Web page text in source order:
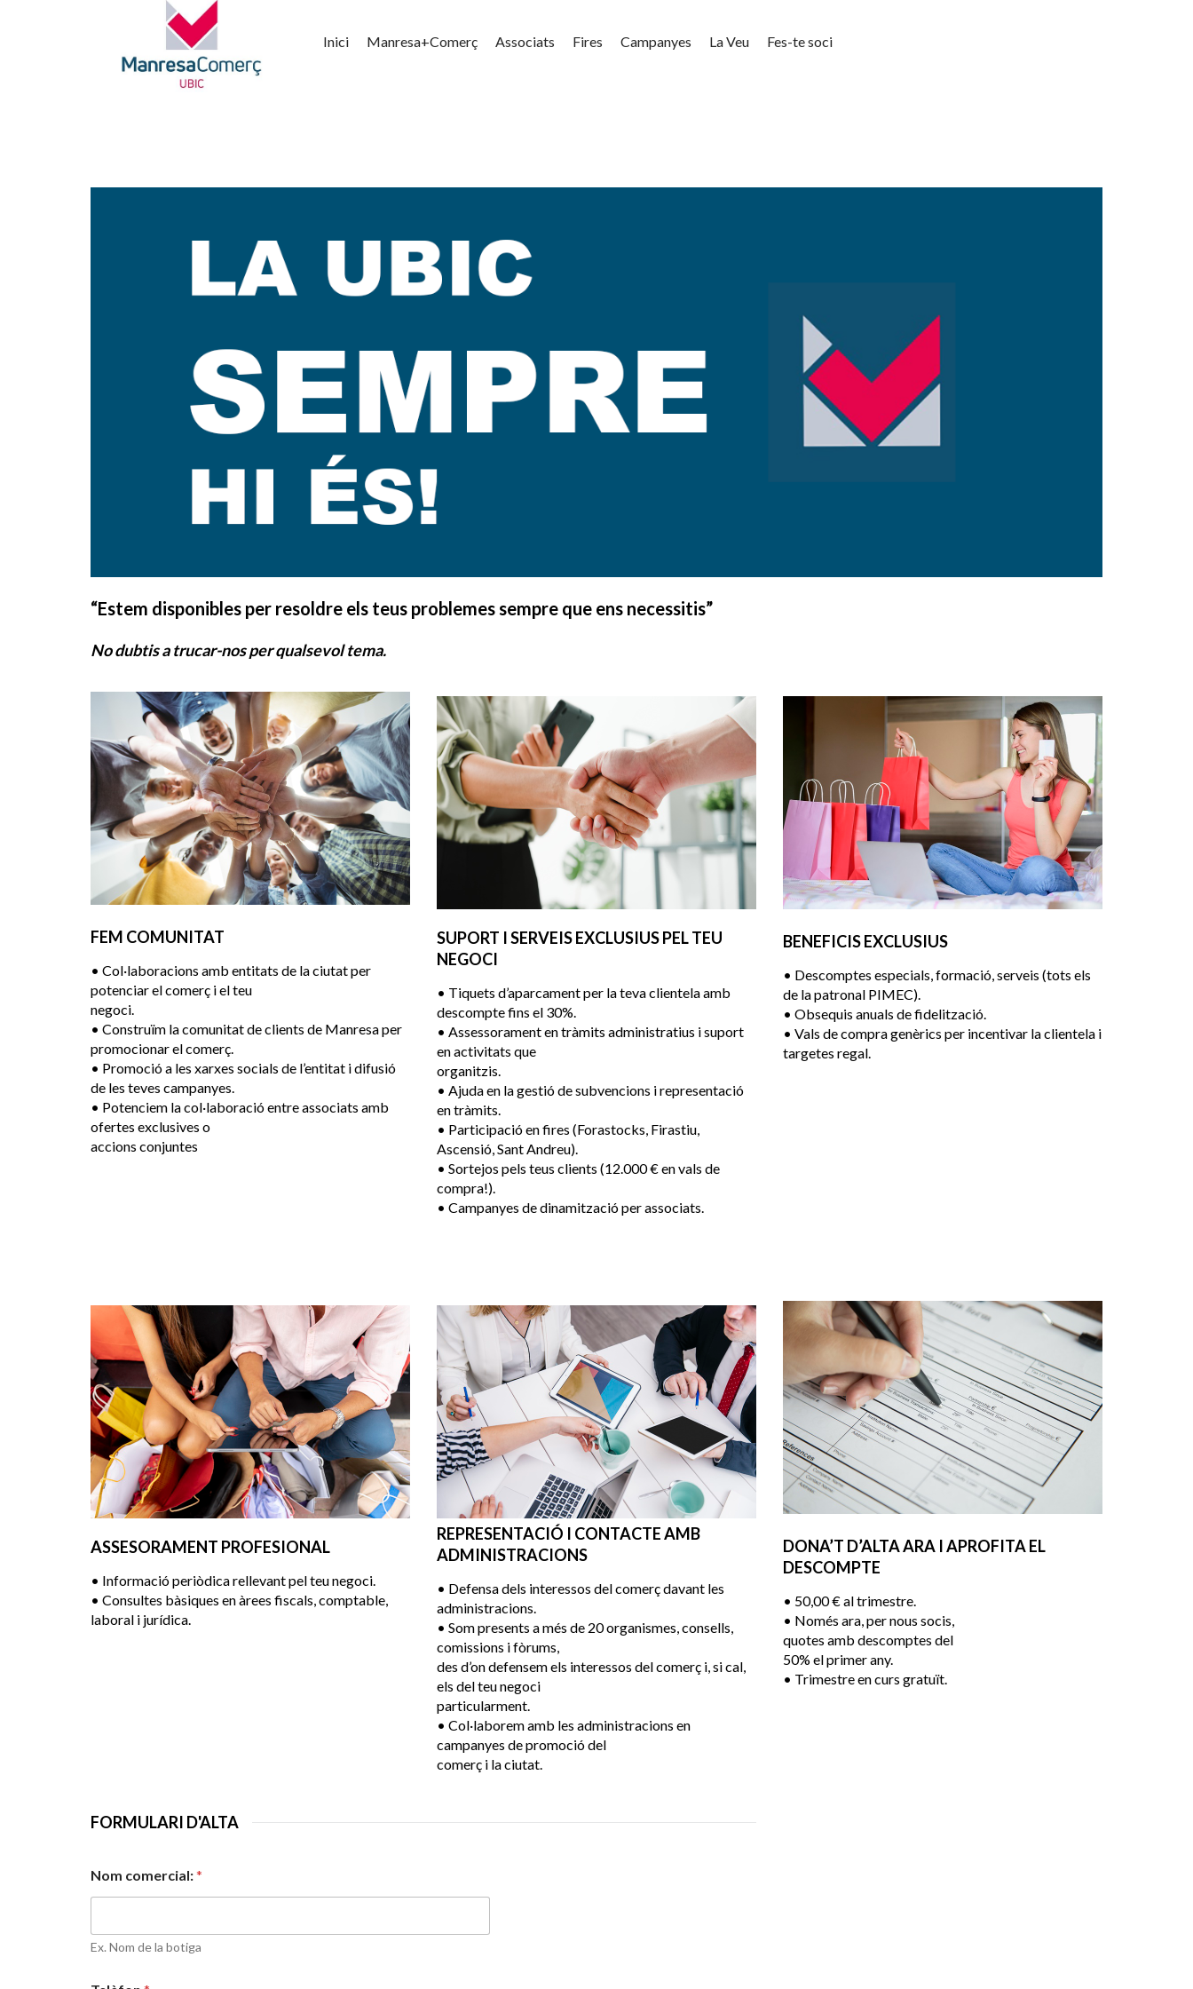
Inici Manresa+Comerç Associats Fires Campanyes La Veu Fes-te soci
“Estem disponibles per resoldre els teus problemes sempre que ens necessitis”
No dubtis a trucar-nos per qualsevol tema.
FEM COMUNITAT
• Col·laboracions amb entitats de la ciutat per
potenciar el comerç i el teu
negoci.
• Construïm la comunitat de clients de Manresa per
promocionar el comerç.
• Promoció a les xarxes socials de l’entitat i difusió
de les teves campanyes.
• Potenciem la col·laboració entre associats amb
ofertes exclusives o
accions conjuntes
SUPORT I SERVEIS EXCLUSIUS PEL TEU
NEGOCI
• Tiquets d’aparcament per la teva clientela amb
descompte fins el 30%.
• Assessorament en tràmits administratius i suport
en activitats que
organitzis.
• Ajuda en la gestió de subvencions i representació
en tràmits.
• Participació en fires (Forastocks, Firastiu,
Ascensió, Sant Andreu).
• Sortejos pels teus clients (12.000 € en vals de
compra!).
• Campanyes de dinamització per associats.
BENEFICIS EXCLUSIUS
• Descomptes especials, formació, serveis (tots els
de la patronal PIMEC).
• Obsequis anuals de fidelització.
• Vals de compra genèrics per incentivar la clientela i
targetes regal.
ASSESORAMENT PROFESIONAL
• Informació periòdica rellevant pel teu negoci.
• Consultes bàsiques en àrees fiscals, comptable,
laboral i jurídica.
REPRESENTACIÓ I CONTACTE AMB
ADMINISTRACIONS
• Defensa dels interessos del comerç davant les
administracions.
• Som presents a més de 20 organismes, consells,
comissions i fòrums,
des d’on defensem els interessos del comerç i, si cal,
els del teu negoci
particularment.
• Col·laborem amb les administracions en
campanyes de promoció del
comerç i la ciutat.
DONA’T D’ALTA ARA I APROFITA EL
DESCOMPTE
• 50,00 € al trimestre.
• Només ara, per nous socis,
quotes amb descomptes del
50% el primer any.
• Trimestre en curs gratuït.
FORMULARI D'ALTA
Nom comercial:*
Ex. Nom de la botiga